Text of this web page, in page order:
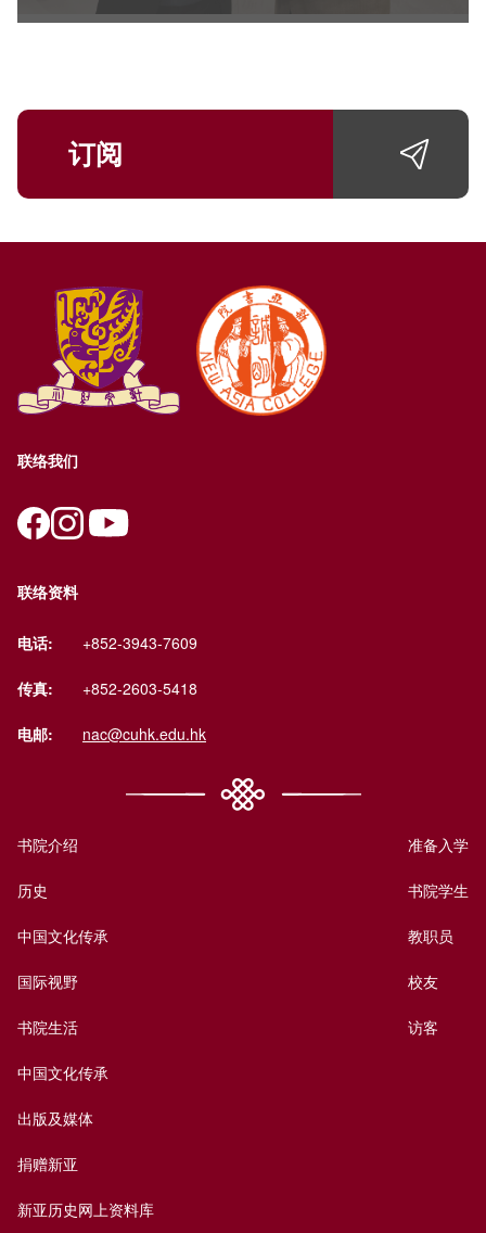
订阅
联络我们
联络资料
电话: +852-3943-7609
传真: +852-2603-5418
电邮: nac@cuhk.edu.hk
书院介绍
历史
中国文化传承
国际视野
书院生活
中国文化传承
出版及媒体
捐赠新亚
新亚历史网上资料库
准备入学
书院学生
教职员
校友
访客